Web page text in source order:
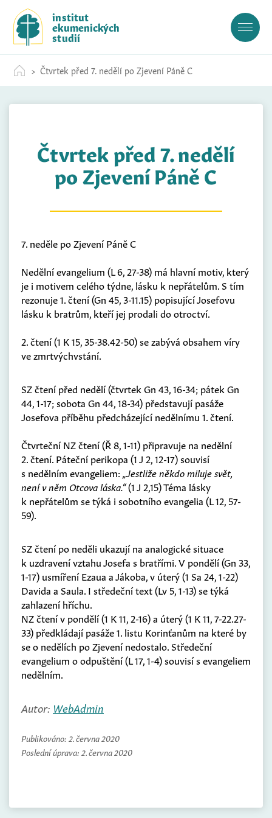
c
institut
ekumenických
studií
Čtvrtek před 7. nedělí po Zjevení Páně C
Čtvrtek před 7. nedělí
po Zjevení Páně C
7. neděle po Zjevení Páně C
Nedělní evangelium (L 6, 27-38) má hlavní motiv, který
je i motivem celého týdne, lásku k nepřátelům. S tím
rezonuje 1. čtení (Gn 45, 3-11.15) popisující Josefovu
lásku k bratrům, kteří jej prodali do otroctví.
2. čtení (1 K 15, 35-38.42-50) se zabývá obsahem víry
ve zmrtvýchvstání.
SZ čtení před nedělí (čtvrtek Gn 43, 16-34; pátek Gn
44, 1-17; sobota Gn 44, 18-34) představují pasáže
Josefova příběhu předcházející nedělnímu 1. čtení.
Čtvrteční NZ čtení (Ř 8, 1-11) připravuje na nedělní
2. čtení. Páteční perikopa (1 J 2, 12-17) souvisí
s nedělním evangeliem: „Jestliže někdo miluje svět,
není v něm Otcova láska.“(1 J 2,15) Téma lásky
k nepřátelům se týká i sobotního evangelia (L 12, 57-
59).
SZ čtení po neděli ukazují na analogické situace
k uzdravení vztahu Josefa s bratřími. V pondělí (Gn 33,
1-17) usmíření Ezaua a Jákoba, v úterý (1 Sa 24, 1-22)
Davida a Saula. I středeční text (Lv 5, 1-13) se týká
zahlazení hříchu.
NZ čtení v pondělí (1 K 11, 2-16) a úterý (1 K 11, 7-22.27-
33) předkládají pasáže 1. listu Korinťanům na které by
se o nedělích po Zjevení nedostalo. Středeční
evangelium o odpuštění (L 17, 1-4) souvisí s evangeliem
nedělním.
Autor: WebAdmin
Publikováno: 2. června 2020
Poslední úprava: 2. června 2020